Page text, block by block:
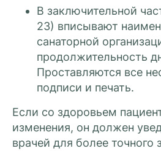
В заключительной
23) вписывают
санаторной
продолжительность
Проставляются все
подписи и печать.
Если со здоровьем
изменения, он должен
врачей для более точного